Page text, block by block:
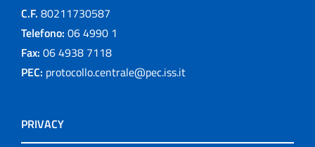
C.F. 80211730587
Telefono: 06 4990 1
Fax: 06 4938 7118
PEC: protocollo.centrale@pec.iss.it
PRIVACY